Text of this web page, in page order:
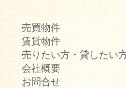
売買物件
賃貸物件
売りたい方・貸したい
会社概要
お問合せ